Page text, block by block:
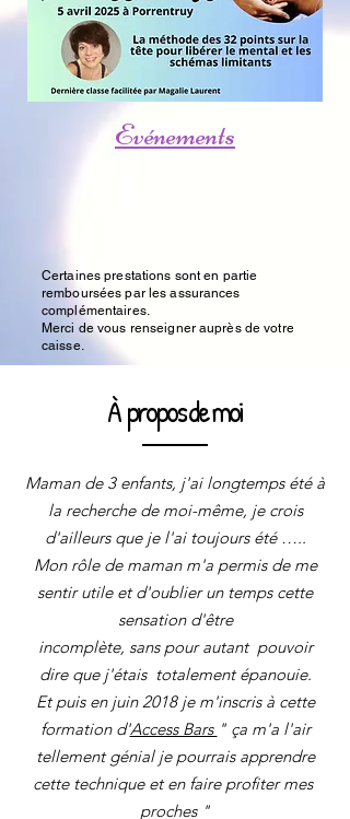
Evénements
Certaines prestations sont en partie
remboursées par les assurances
complémentaires.
Merci de vous renseigner auprès de votre
caisse.
À propos de moi
Maman de 3 enfants, j'ai longtemps été à
la recherche de moi-même, je crois
d'ailleurs que je l'ai toujours été …..
Mon rôle de maman m'a permis de me
sentir utile et d'oublier un temps cette
sensation d'être
incomplète, sans pour autant pouvoir
dire que j'étais totalement épanouie.
Et puis en juin 2018 je m'inscris à cette
formation d'Access Bars " ça m'a l'air
tellement génial je pourrais apprendre
cette technique et en faire profiter mes
proches "